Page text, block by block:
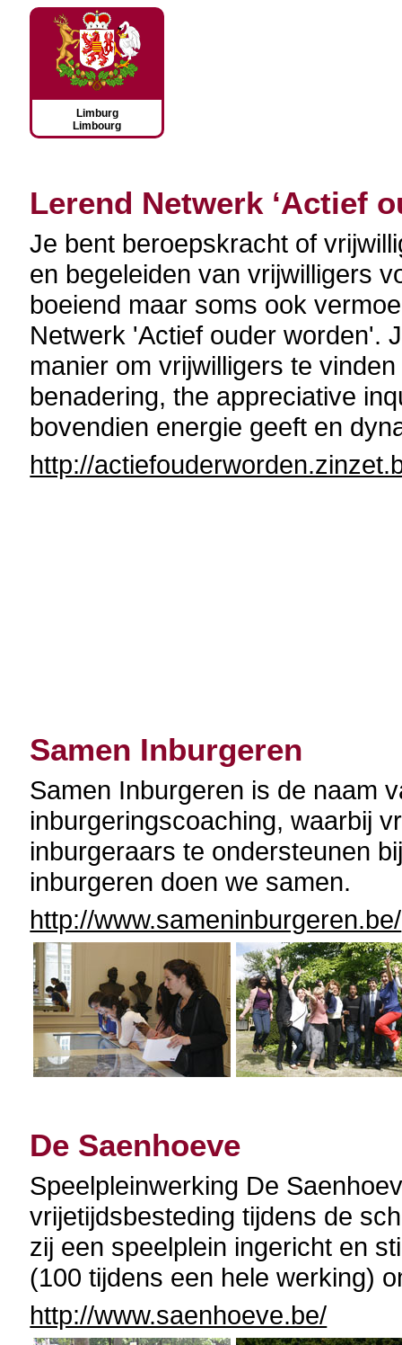
Limburg
Limbourg
Lerend Netwerk ‘Actief
Je bent beroepskracht of
en begeleiden van vrijwilligers
boeiend maar soms ook
Netwerk 'Actief ouder worden'.
manier om vrijwilligers te
benadering, the appreciative
bovendien energie geeft en
http://
Samen Inburgeren
Samen Inburgeren is de naam
inburgeringscoaching, waarbij
inburgeraars te ondersteunen
inburgeren doen we samen.
http://www.sameninburgeren.be/
De Saenhoeve
Speelpleinwerking De
vrijetijdsbesteding tijdens de
zij een speelplein ingericht en
(100 tijdens een hele werking)
http://www.saenhoeve.be/